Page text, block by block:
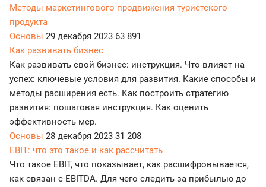
Методы маркетингового продвижения туристского
продукта
Основы 29 декабря 2023 63 891
Как развивать бизнес
Как развивать свой бизнес: инструкция. Что влияет на
успех: ключевые условия для развития. Какие способы и
методы расширения есть. Как построить стратегию
развития: пошаговая инструкция. Как оценить
эффективность мер.
Основы 28 декабря 2023 31 208
EBIT: что это такое и как рассчитать
Что такое EBIT, что показывает, как расшифровывается,
как связан с EBITDA. Для чего следить за прибылью до